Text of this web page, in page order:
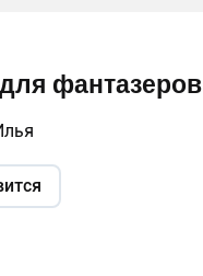
фантазеров